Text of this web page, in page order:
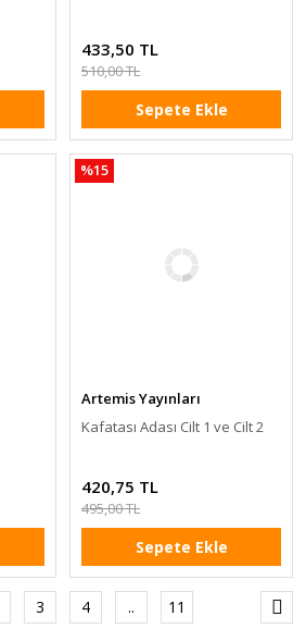
433,50 TL
510,00 TL
Sepete Ekle
%15
Artemis Yayınları
Kafatası Adası Cilt 1 ve Cilt 2
420,75 TL
495,00 TL
Sepete Ekle
3 4 .. 11